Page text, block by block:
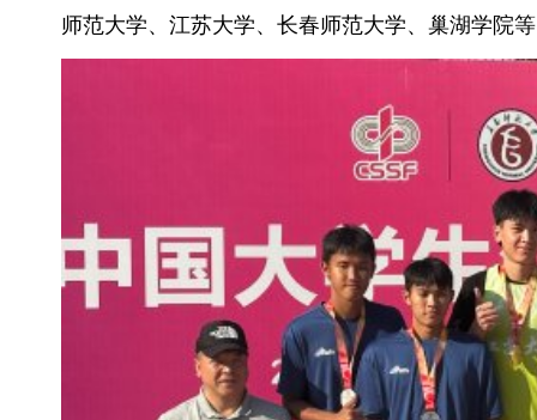
师范大学、江苏大学、长春师范大学、巢湖学院